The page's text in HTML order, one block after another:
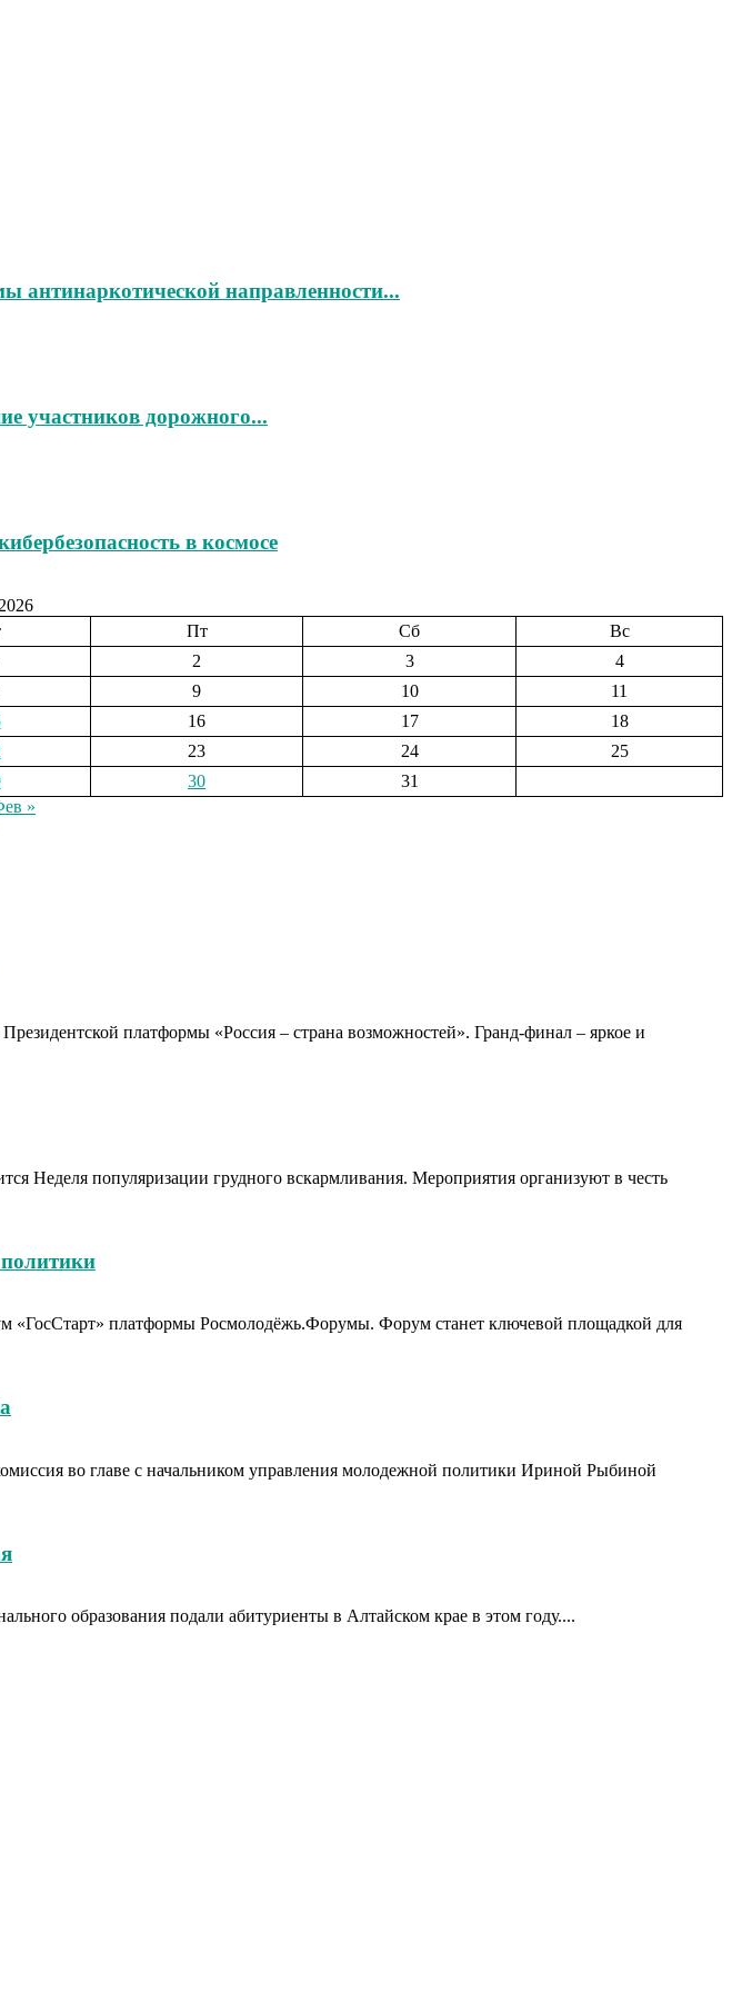
антинаркотической направленности...
участников дорожного...
в космосе
Пт Сб
Вс
2 3
4
9 10
11
16 17
18
23 24
25
30
31
»
платформы «Россия – страна возможностей». Гранд-финал – яркое и
Неделя популяризации грудного вскармливания. Мероприятия организуют в честь
платформы Росмолодёжь.Форумы. Форум станет ключевой площадкой для
во главе с начальником управления молодежной политики Ириной Рыбиной
образования подали абитуриенты в Алтайском крае в этом году....